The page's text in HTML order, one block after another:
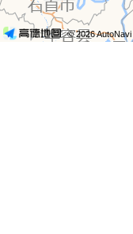
© 2026 AutoNavi